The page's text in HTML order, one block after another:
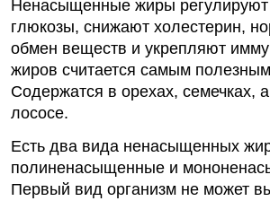
Ненасыщенные жиры регулируют
глюкозы, снижают холестерин,
обмен веществ и укрепляют
жиров считается самым полезным
Содержатся в орехах, семечках,
лососе.
Есть два вида ненасыщенных
полиненасыщенные и
Первый вид организм не может